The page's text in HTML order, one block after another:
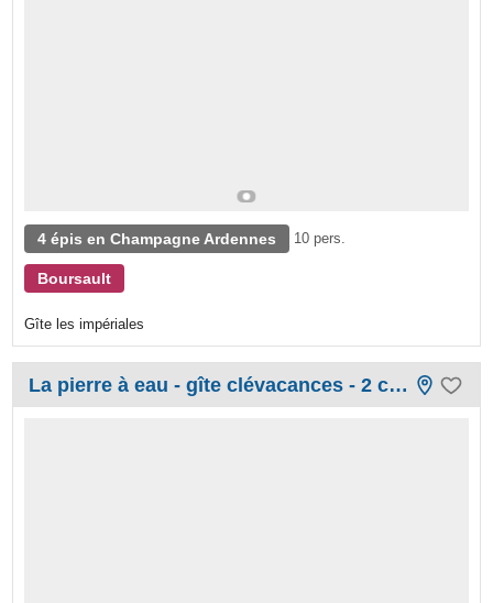
4 épis en Champagne Ardennes 10 pers.
Boursault
Gîte les impériales
La pierre à eau - gîte clévacances - 2 clés